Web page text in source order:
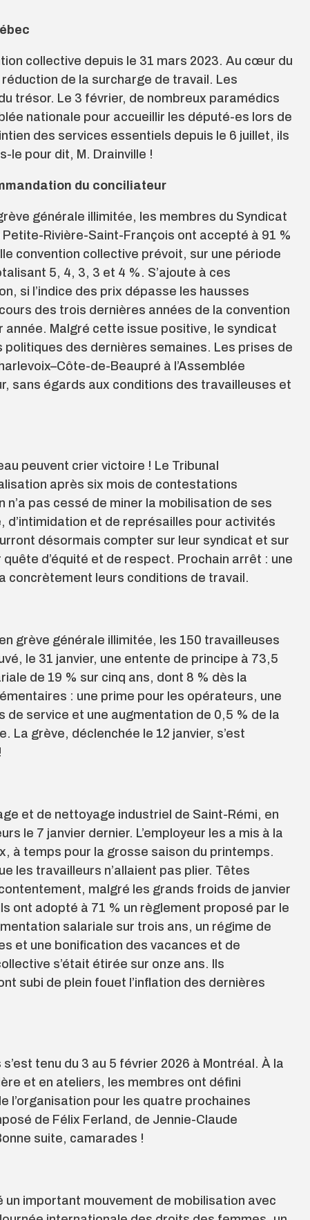
collective depuis le 31 mars 2023. Au cœur du
de la surcharge de travail. Les
trésor. Le 3 février, de nombreux paramédics
nationale pour accueillir les député-es lors de
des services essentiels depuis le 6 juillet, ils
le pour dit, M. Drainville !
du conciliateur
générale illimitée, les membres du Syndicat
Rivière-Saint-François ont accepté à 91 %
convention collective prévoit, sur une période
5, 4, 3, 3 et 4 %. S’ajoute à ces
si l’indice des prix dépasse les hausses
des trois dernières années de la convention
année. Malgré cette issue positive, le syndicat
des dernières semaines. Les prises de
de-Beaupré à l’Assemblée
sans égards aux conditions des travailleuses et
peuvent crier victoire ! Le Tribunal
après six mois de contestations
pas cessé de miner la mobilisation de ses
d’intimidation et de représailles pour activités
désormais compter sur leur syndicat et sur
d’équité et de respect. Prochain arrêt : une
concrètement leurs conditions de travail.
grève générale illimitée, les 150 travailleuses
le 31 janvier, une entente de principe à 73,5
de 19 % sur cinq ans, dont 8 % dès la
: une prime pour les opérateurs, une
service et une augmentation de 0,5 % de la
La grève, déclenchée le 12 janvier, s’est
et de nettoyage industriel de Saint-Rémi, en
le 7 janvier dernier. L’employeur les a mis à la
à temps pour la grosse saison du printemps.
les travailleurs n’allaient pas plier. Têtes
malgré les grands froids de janvier
ont adopté à 71 % un règlement proposé par le
salariale sur trois ans, un régime de
et une bonification des vacances et de
s’était étirée sur onze ans. Ils
subi de plein fouet l’inflation des dernières
tenu du 3 au 5 février 2026 à Montréal. À la
et en ateliers, les membres ont défini
l’organisation pour les quatre prochaines
de Félix Ferland, de Jennie-Claude
suite, camarades !
important mouvement de mobilisation avec